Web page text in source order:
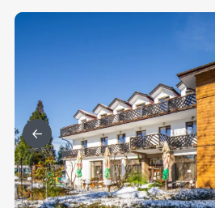
Турция
Гърция
Услуги